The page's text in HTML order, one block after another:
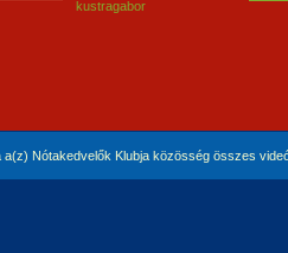
kustragabor
a(z) Nótakedvelők Klubja közösség összes